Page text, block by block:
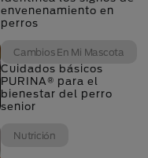
envenenamiento en
perros
Cambios En Mi Mascota
Cuidados básicos
PURINA® para el
bienestar del perro
senior
Nutrición